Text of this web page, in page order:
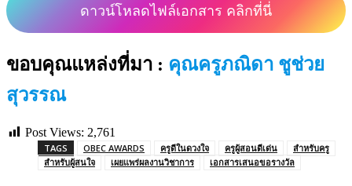
ดาวน์โหลดไฟล์เอกสาร คลิกที่นี่
ขอบคุณแหล่งที่มา : คุณครูภณิดา ชูช่วย
สุวรรณ
Post Views: 2,761
TAGS OBEC AWARDS ครูดีในดวงใจ ครูผู้สอนดีเด่น
สำหรับครู
สำหรับผู้สนใจ
เผยแพร่ผลงานวิชาการ เอกสารเสนอขอรางวัล